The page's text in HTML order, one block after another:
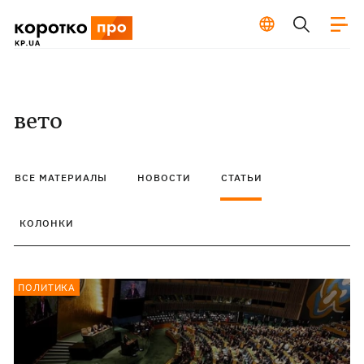
вето
ВСЕ МАТЕРИАЛЫ НОВОСТИ СТАТЬИ
КОЛОНКИ
ПОЛИТИКА